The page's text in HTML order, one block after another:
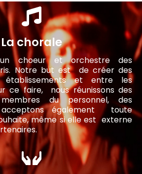
La chorale
choeur et orchestre des
Notre but est de créer des
et entre les
ce faire, nous réunissons des
du personnel, des
acceptons également toute
même si elle est externe